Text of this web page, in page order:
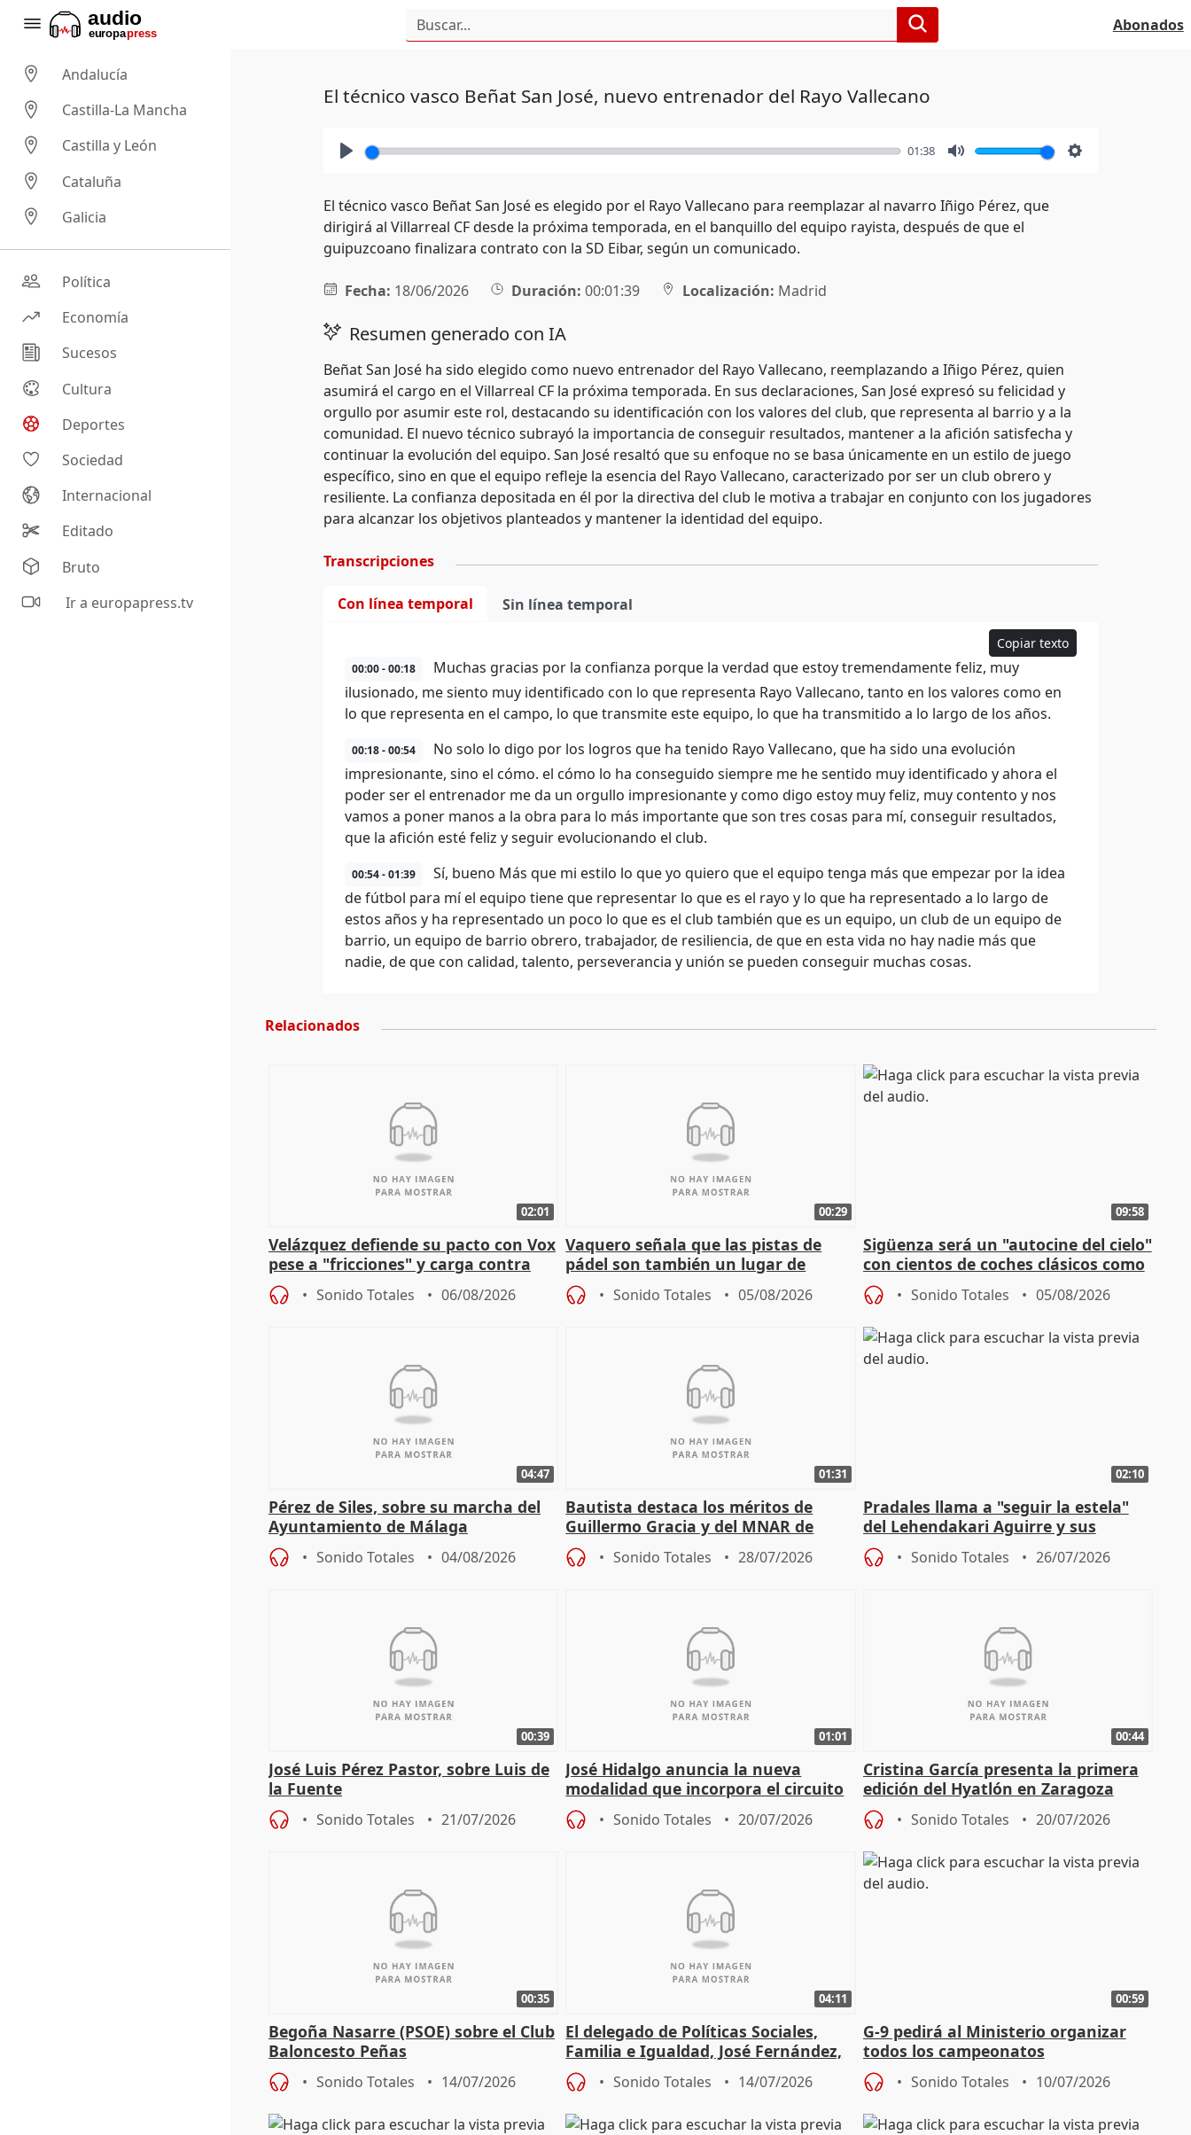
Abonados
Andalucía
Castilla-La Mancha
Castilla y León
Cataluña
Galicia
Política
Economía
Sucesos
Cultura
Deportes
Sociedad
Internacional
Editado
Bruto
Ir a europapress.tv
El técnico vasco Beñat San José, nuevo entrenador del Rayo Vallecano
01:38
El técnico vasco Beñat San José es elegido por el Rayo Vallecano para reemplazar al navarro Iñigo Pérez, que
dirigirá al Villarreal CF desde la próxima temporada, en el banquillo del equipo rayista, después de que el
guipuzcoano finalizara contrato con la SD Eibar, según un comunicado.
Fecha: 18/06/2026 Duración: 00:01:39 Localización: Madrid
Resumen generado con IA
Beñat San José ha sido elegido como nuevo entrenador del Rayo Vallecano, reemplazando a Iñigo Pérez, quien
asumirá el cargo en el Villarreal CF la próxima temporada. En sus declaraciones, San José expresó su felicidad y
orgullo por asumir este rol, destacando su identificación con los valores del club, que representa al barrio y a la
comunidad. El nuevo técnico subrayó la importancia de conseguir resultados, mantener a la afición satisfecha y
continuar la evolución del equipo. San José resaltó que su enfoque no se basa únicamente en un estilo de juego
específico, sino en que el equipo refleje la esencia del Rayo Vallecano, caracterizado por ser un club obrero y
resiliente. La confianza depositada en él por la directiva del club le motiva a trabajar en conjunto con los jugadores
para alcanzar los objetivos planteados y mantener la identidad del equipo.
Transcripciones
Con línea temporal Sin línea temporal
Copiar texto
00:00 - 00:18
Muchas gracias por la confianza porque la verdad que estoy tremendamente feliz, muy
ilusionado, me siento muy identificado con lo que representa Rayo Vallecano, tanto en los valores como en
lo que representa en el campo, lo que transmite este equipo, lo que ha transmitido a lo largo de los años.
00:18 - 00:54
No solo lo digo por los logros que ha tenido Rayo Vallecano, que ha sido una evolución
impresionante, sino el cómo. el cómo lo ha conseguido siempre me he sentido muy identificado y ahora el
poder ser el entrenador me da un orgullo impresionante y como digo estoy muy feliz, muy contento y nos
vamos a poner manos a la obra para lo más importante que son tres cosas para mí, conseguir resultados,
que la afición esté feliz y seguir evolucionando el club.
00:54 - 01:39
Sí, bueno Más que mi estilo lo que yo quiero que el equipo tenga más que empezar por la idea
de fútbol para mí el equipo tiene que representar lo que es el rayo y lo que ha representado a lo largo de
estos años y ha representado un poco lo que es el club también que es un equipo, un club de un equipo de
barrio, un equipo de barrio obrero, trabajador, de resiliencia, de que en esta vida no hay nadie más que
nadie, de que con calidad, talento, perseverancia y unión se pueden conseguir muchas cosas.
Relacionados
02:01
Velázquez defiende su pacto con Vox
pese a "fricciones" y carga contra
Tolón:
Sonido Totales 06/08/2026
00:29
Vaquero señala que las pistas de
pádel son también un lugar de
encuentro y convivencia
Sonido Totales 05/08/2026
09:58
Sigüenza será un "autocine del cielo"
con cientos de coches clásicos como
espectadores
Sonido Totales 05/08/2026
04:47
Pérez de Siles, sobre su marcha del
Ayuntamiento de Málaga
Sonido Totales 04/08/2026
01:31
Bautista destaca los méritos de
Guillermo Gracia y del MNAR de
Mérida
Sonido Totales 28/07/2026
02:10
Pradales llama a "seguir la estela"
del Lehendakari Aguirre y sus
valores
Sonido Totales 26/07/2026
00:39
José Luis Pérez Pastor, sobre Luis de
la Fuente
Sonido Totales 21/07/2026
01:01
José Hidalgo anuncia la nueva
modalidad que incorpora el circuito
Sonido Totales 20/07/2026
00:44
Cristina García presenta la primera
edición del Hyatlón en Zaragoza
Sonido Totales 20/07/2026
00:35
Begoña Nasarre (PSOE) sobre el Club
Baloncesto Peñas
Sonido Totales 14/07/2026
04:11
El delegado de Políticas Sociales,
Familia e Igualdad, José Fernández,
sobre los talleres
Sonido Totales 14/07/2026
00:59
G-9 pedirá al Ministerio organizar
todos los campeonatos
universitarios de España en 2027
Sonido Totales 10/07/2026